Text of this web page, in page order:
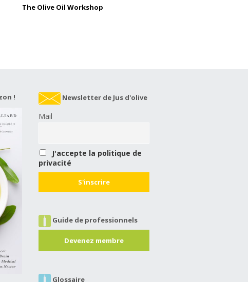
The Olive Oil Workshop
! Newsletter de Jus d'olive
Mail
J'accepte la politique de
privacité
Guide de professionnels
Devenez membre
Glossaire